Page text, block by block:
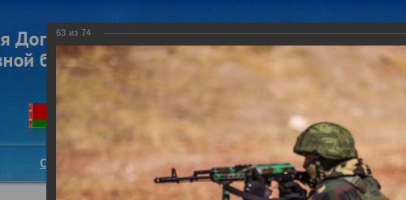
Структура ОДКБ Новости Документы Аналитика
63 из 74